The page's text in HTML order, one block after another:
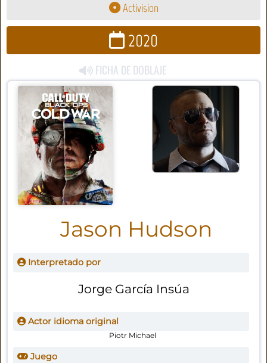
Activision
2020
FICHA DE DOBLAJE
Jason Hudson
Interpretado por
Jorge García Insúa
Actor idioma original
Piotr Michael
Juego